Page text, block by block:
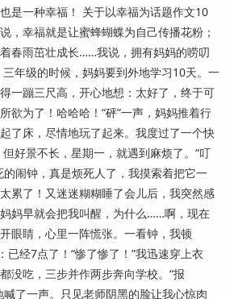
一种幸福！ 关于以幸福为话题作文10
幸福就是让蜜蜂蝴蝶为自己传播花粉；
春雨茁壮成长……我说，拥有妈妈的唠叨
级的时候，妈妈要到外地学习10天。一
一蹦三尺高，开心地想：太好了，终于可
欲为了！哈哈哈！“砰”一声，妈妈推着行
了床，尽情地玩了起来。我度过了一个快
景不长，星期一，就遇到麻烦了。“叮
的闹钟，真是烦死人了，我摸索着把它一
累了！又迷迷糊糊睡了会儿后，我突然感
妈早就会把我叫醒，为什么……啊，现在
眼睛，心里一阵慌张。一看钟，我顿
已经7点了！“惨了惨了！”我迅速穿上衣
没吃，三步并作两步奔向学校。“报
了一声。只见老师阴黑的脸让我心惊肉